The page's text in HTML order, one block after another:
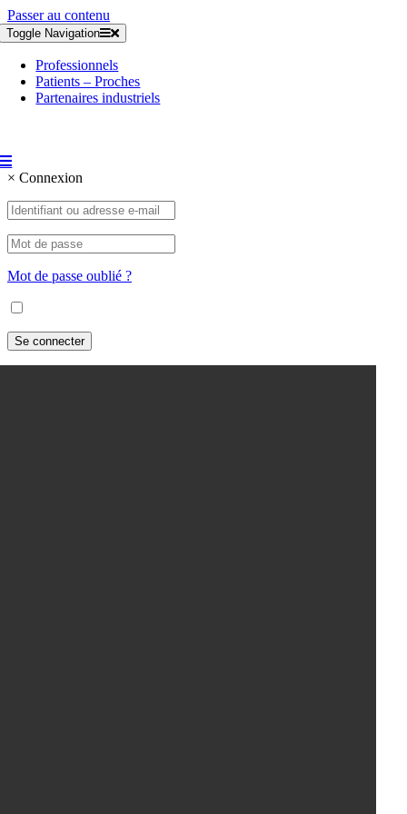
Passer au contenu
Toggle Navigation
Professionnels
Patients – Proches
Partenaires industriels
× Connexion
Mot de passe oublié ?